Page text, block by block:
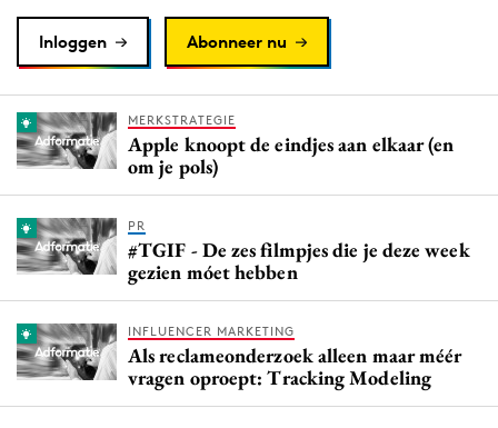
Inloggen Abonneer nu
MERKSTRATEGIE
Apple knoopt de eindjes aan elkaar (en
om je pols)
PR
#TGIF - De zes filmpjes die je deze week
gezien móet hebben
INFLUENCER MARKETING
Als reclameonderzoek alleen maar méér
vragen oproept: Tracking Modeling